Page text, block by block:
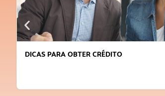
DICAS PARA OBTER CRÉDITO